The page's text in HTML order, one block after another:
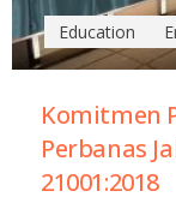
Education
Komitmen
Perbanas
21001:2018